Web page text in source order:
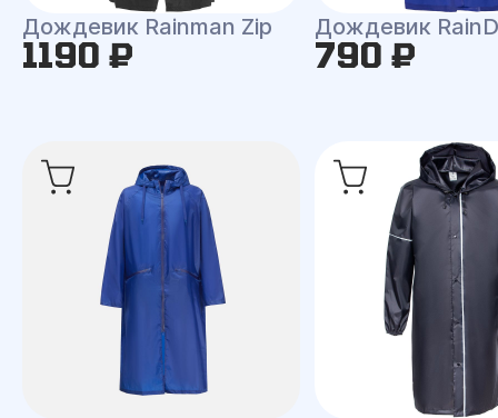
Дождевик Rainman Zip
1190 ₽
Дождевик
790 ₽